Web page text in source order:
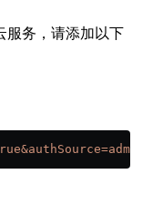
服务，请添加以下